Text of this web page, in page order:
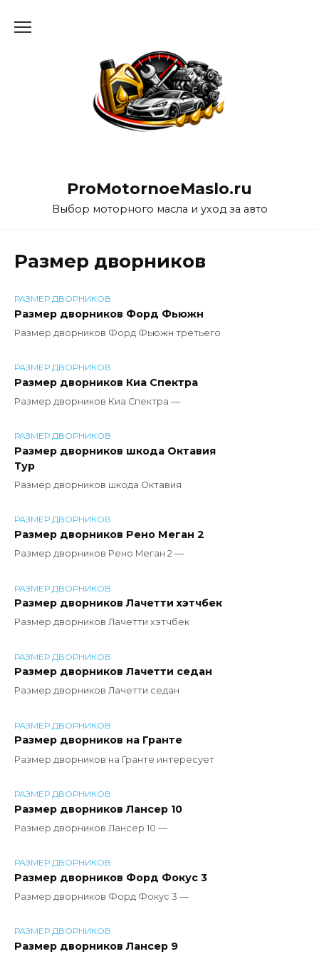
ProMotornoeMaslo.ru
Выбор моторного масла и уход за авто
Размер дворников
РАЗМЕР ДВОРНИКОВ
Размер дворников Форд Фьюжн
Размер дворников Форд Фьюжн третьего
РАЗМЕР ДВОРНИКОВ
Размер дворников Киа Спектра
Размер дворников Киа Спектра —
РАЗМЕР ДВОРНИКОВ
Размер дворников шкода Октавия
Тур
Размер дворников шкода Октавия
РАЗМЕР ДВОРНИКОВ
Размер дворников Рено Меган 2
Размер дворников Рено Меган 2 —
РАЗМЕР ДВОРНИКОВ
Размер дворников Лачетти хэтчбек
Размер дворников Лачетти хэтчбек
РАЗМЕР ДВОРНИКОВ
Размер дворников Лачетти седан
Размер дворников Лачетти седан
РАЗМЕР ДВОРНИКОВ
Размер дворников на Гранте
Размер дворников на Гранте интересует
РАЗМЕР ДВОРНИКОВ
Размер дворников Лансер 10
Размер дворников Лансер 10 —
РАЗМЕР ДВОРНИКОВ
Размер дворников Форд Фокус 3
Размер дворников Форд Фокус 3 —
РАЗМЕР ДВОРНИКОВ
Размер дворников Лансер 9